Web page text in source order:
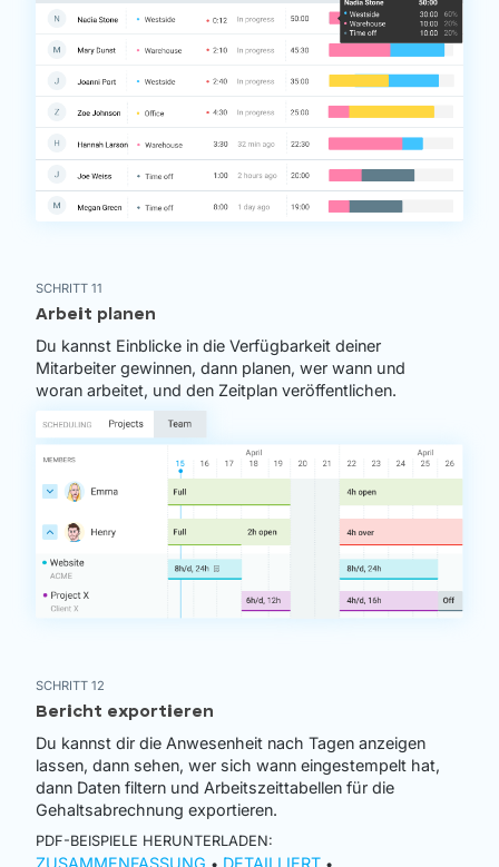
SCHRITT 11
Arbeit planen
Du kannst Einblicke in die Verfügbarkeit deiner
Mitarbeiter gewinnen, dann planen, wer wann und
woran arbeitet, und den Zeitplan veröffentlichen.
SCHRITT 12
Bericht exportieren
Du kannst dir die Anwesenheit nach Tagen anzeigen
lassen, dann sehen, wer sich wann eingestempelt hat,
dann Daten filtern und Arbeitszeittabellen für die
Gehaltsabrechnung exportieren.
PDF-BEISPIELE HERUNTERLADEN: